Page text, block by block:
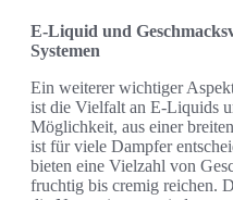
E-Liquid und
Systemen
Ein weiterer wichtiger
ist die Vielfalt an E-Liquids
Möglichkeit, aus einer
ist für viele Dampfer
bieten eine Vielzahl von
fruchtig bis cremig reichen.